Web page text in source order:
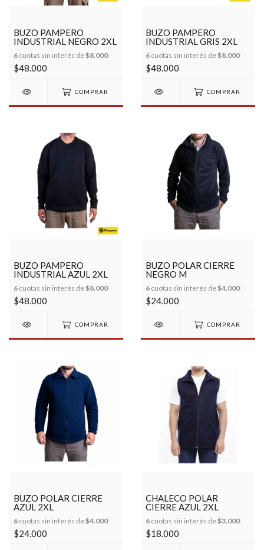
BUZO PAMPERO
INDUSTRIAL NEGRO 2XL
6 cuotas sin interés de$8.000
$48.000
COMPRAR
BUZO PAMPERO
INDUSTRIAL GRIS 2XL
6 cuotas sin interés de$8.000
$48.000
COMPRAR
BUZO PAMPERO
INDUSTRIAL AZUL 2XL
6 cuotas sin interés de$8.000
$48.000
COMPRAR
BUZO POLAR CIERRE
NEGRO M
6 cuotas sin interés de$4.000
$24.000
COMPRAR
BUZO POLAR CIERRE
AZUL 2XL
6 cuotas sin interés de$4.000
$24.000
CHALECO POLAR
CIERRE AZUL 2XL
6 cuotas sin interés de$3.000
$18.000